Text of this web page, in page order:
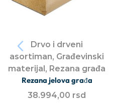
Drvo i drveni
asortiman, Građevinski
materijal, Rezana građa
Rezana jelova građa
38.994,00 rsd